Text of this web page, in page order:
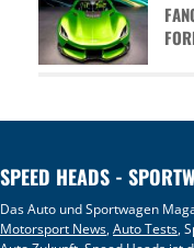
SPEED HEADS -
Das Auto und Sportwagen
Motorsport News,Auto Tests,